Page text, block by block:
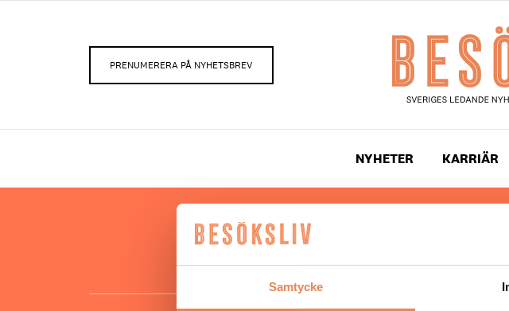
Samtycke
PRENUMERERA PÅ NYHETSBREV
NYHETER KARRIÄR
Hos oss läser du landets mest
besöksnäringen. Besöksliv i sin